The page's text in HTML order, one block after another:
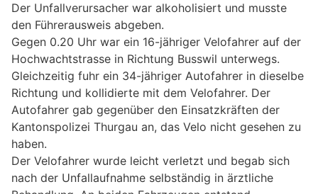
Der Unfallverursacher war alkoholisiert und musste
den Führerausweis abgeben.
Gegen 0.20 Uhr war ein 16-jähriger Velofahrer auf der
Hochwachtstrasse in Richtung Busswil unterwegs.
Gleichzeitig fuhr ein 34-jähriger Autofahrer in dieselbe
Richtung und kollidierte mit dem Velofahrer. Der
Autofahrer gab gegenüber den Einsatzkräften der
Kantonspolizei Thurgau an, das Velo nicht gesehen zu
haben.
Der Velofahrer wurde leicht verletzt und begab sich
nach der Unfallaufnahme selbständig in ärztliche